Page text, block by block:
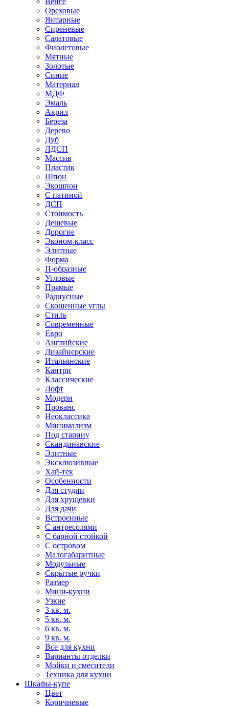
Ореховые
Янтарные
Сиреневые
Салатовые
Фиолетовые
Мятные
Золотые
Синие
Материал
МДФ
Эмаль
Акрил
Береза
Дерево
Дуб
ЛДСП
Массив
Пластик
Шпон
Экошпон
С патиной
ДСП
Стоимость
Дешевые
Дорогие
Эконом-класс
Элитные
Форма
П-образные
Угловые
Прямые
Радиусные
Скошенные углы
Стиль
Современные
Евро
Английские
Дизайнерские
Итальянские
Кантри
Классические
Лофт
Модерн
Прованс
Неоклассика
Минимализм
Под старину
Скандинавские
Элитные
Эксклюзивные
Хай-тек
Особенности
Для студии
Для хрущевки
Для дачи
Встроенные
С антресолями
С барной стойкой
С островом
Малогабаритные
Модульные
Скрытые ручки
Размер
Мини-кухни
Узкие
3 кв. м.
5 кв. м.
6 кв. м.
9 кв. м.
Все для кухни
Варианты отделки
Мойки и смесители
Техника для кухни
Шкафы-купе
Цвет
Коричневые